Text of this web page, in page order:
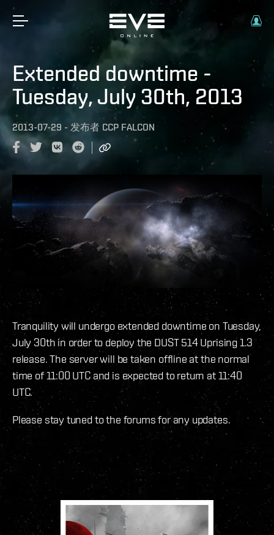
Extended downtime -
Tuesday, July 30th, 2013
2013-07-29 - 发布者 CCP FALCON
Tranquility will undergo extended downtime on Tuesday,
July 30th in order to deploy the DUST 514 Uprising 1.3
release. The server will be taken offline at the normal
time of 11:00 UTC and is expected to return at 11:40
UTC.
Please stay tuned to the forums for any updates.